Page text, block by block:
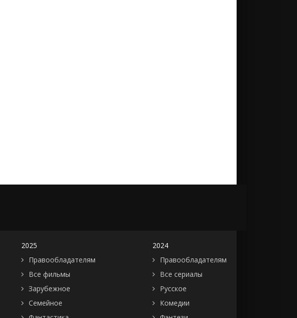
2025
Правообладателям
Все фильмы
Зарубежное
Семейное
2024
Правообладателям
Все сериалы
Русское
Комедии